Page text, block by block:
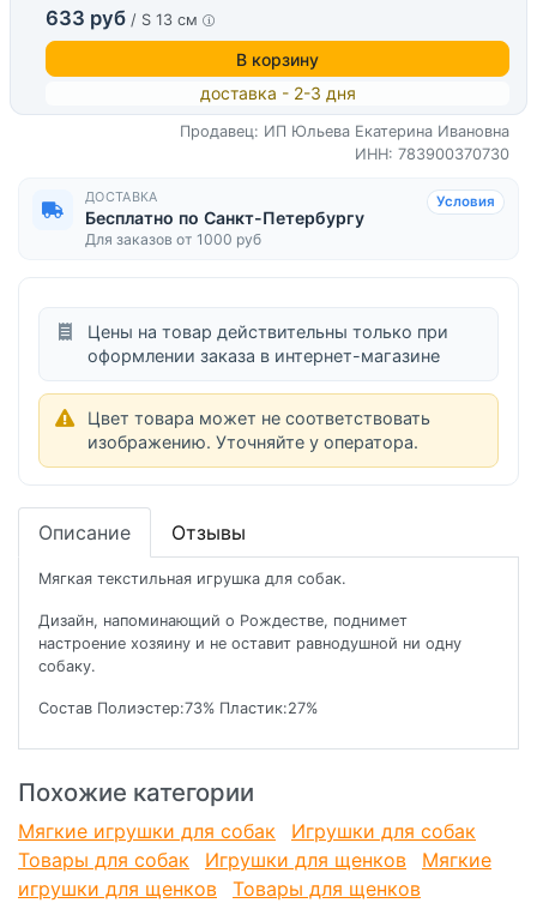
633 руб / S 13 см
В корзину
доставка - 2-3 дня
Продавец: ИП Юльева Екатерина Ивановна
ИНН: 783900370730
ДОСТАВКА
Бесплатно по Санкт-Петербургу
Для заказов от 1000 руб
Условия
Цены на товар действительны только при
оформлении заказа в интернет-магазине
Цвет товара может не соответствовать
изображению. Уточняйте у оператора.
Описание Отзывы
Мягкая текстильная игрушка для собак.
Дизайн, напоминающий о Рождестве, поднимет
настроение хозяину и не оставит равнодушной ни одну
собаку.
Состав Полиэстер:73% Пластик:27%
Похожие категории
Мягкие игрушки для собак
Игрушки для собак
Товары для собак
Игрушки для щенков
Мягкие
игрушки для щенков
Товары для щенков